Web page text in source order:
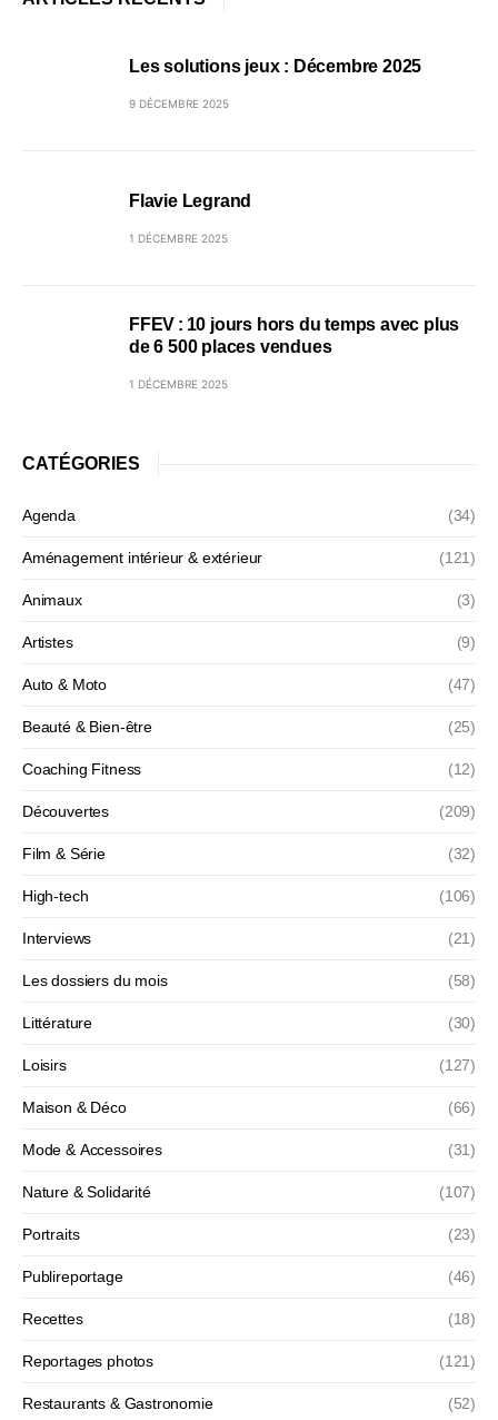
Les solutions jeux : Décembre 2025
9 DÉCEMBRE 2025
Flavie Legrand
1 DÉCEMBRE 2025
FFEV : 10 jours hors du temps avec plus
de 6 500 places vendues
1 DÉCEMBRE 2025
CATÉGORIES
Agenda (34)
Aménagement intérieur & extérieur (121)
Animaux (3)
Artistes (9)
Auto & Moto (47)
Beauté & Bien-être (25)
Coaching Fitness (12)
Découvertes (209)
Film & Série (32)
High-tech (106)
Interviews (21)
Les dossiers du mois (58)
Littérature (30)
Loisirs (127)
Maison & Déco (66)
Mode & Accessoires (31)
Nature & Solidarité (107)
Portraits (23)
Publireportage (46)
Recettes (18)
Reportages photos (121)
Restaurants & Gastronomie (52)